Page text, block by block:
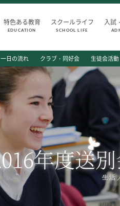
特色ある教育
EDUCATION
スクールライフ
SCHOOL LIFE
入試
育
容
育
習
スク
スク
一日
クラ
生徒
施設
保健
図書館
制服
生徒
一日の流れ クラブ・同好会 生徒会活動
年度送
生活